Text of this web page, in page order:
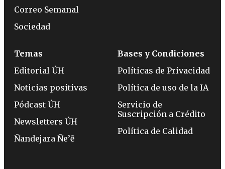
Correo Semanal
Sociedad
Temas
Editorial ÚH
Noticias positivas
Pódcast ÚH
Newsletters ÚH
Ñandejara Ñe’ẽ
Bases y Condiciones
Políticas de Privacidad
Política de uso de la IA
Servicio de
Suscripción a Crédito
Política de Calidad